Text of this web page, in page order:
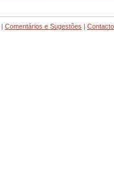
| Comentários e Sugestões |